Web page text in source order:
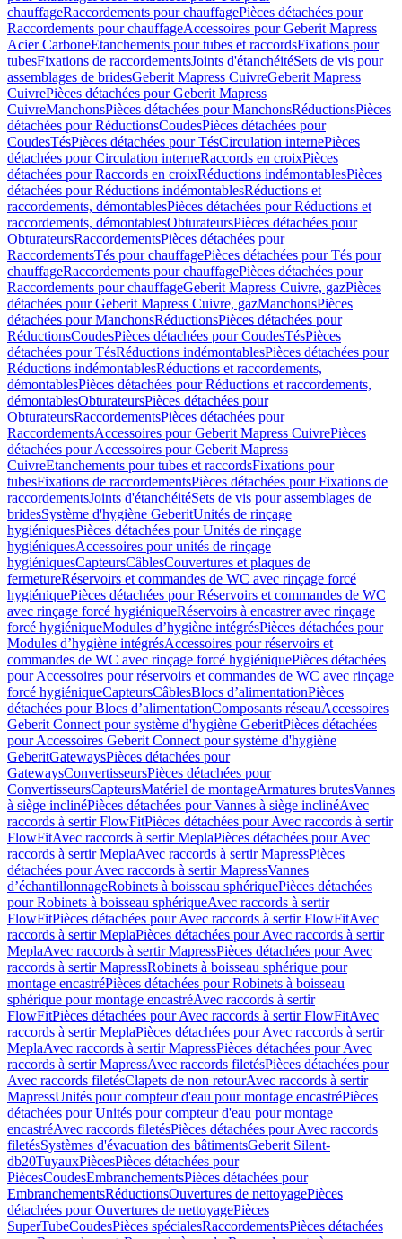
chauffageRaccordements pour chauffagePièces détachées pour
Raccordements pour chauffageAccessoires pour Geberit Mapress
Acier CarboneEtanchements pour tubes et raccordsFixations pour
tubesFixations de raccordementsJoints d'étanchéitéSets de vis pour
assemblages de bridesGeberit Mapress CuivreGeberit Mapress
CuivrePièces détachées pour Geberit Mapress
CuivreManchonsPièces détachées pour ManchonsRéductionsPièces
détachées pour RéductionsCoudesPièces détachées pour
CoudesTésPièces détachées pour TésCirculation internePièces
détachées pour Circulation interneRaccords en croixPièces
détachées pour Raccords en croixRéductions indémontablesPièces
détachées pour Réductions indémontablesRéductions et
raccordements, démontablesPièces détachées pour Réductions et
raccordements, démontablesObturateursPièces détachées pour
ObturateursRaccordementsPièces détachées pour
RaccordementsTés pour chauffagePièces détachées pour Tés pour
chauffageRaccordements pour chauffagePièces détachées pour
Raccordements pour chauffageGeberit Mapress Cuivre, gazPièces
détachées pour Geberit Mapress Cuivre, gazManchonsPièces
détachées pour ManchonsRéductionsPièces détachées pour
RéductionsCoudesPièces détachées pour CoudesTésPièces
détachées pour TésRéductions indémontablesPièces détachées pour
Réductions indémontablesRéductions et raccordements,
démontablesPièces détachées pour Réductions et raccordements,
démontablesObturateursPièces détachées pour
ObturateursRaccordementsPièces détachées pour
RaccordementsAccessoires pour Geberit Mapress CuivrePièces
détachées pour Accessoires pour Geberit Mapress
CuivreEtanchements pour tubes et raccordsFixations pour
tubesFixations de raccordementsPièces détachées pour Fixations de
raccordementsJoints d'étanchéitéSets de vis pour assemblages de
bridesSystème d'hygiène GeberitUnités de rinçage
hygiéniquesPièces détachées pour Unités de rinçage
hygiéniquesAccessoires pour unités de rinçage
hygiéniquesCapteursCâblesCouvertures et plaques de
fermetureRéservoirs et commandes de WC avec rinçage forcé
hygiéniquePièces détachées pour Réservoirs et commandes de WC
avec rinçage forcé hygiéniqueRéservoirs à encastrer avec rinçage
forcé hygiéniqueModules d’hygiène intégrésPièces détachées pour
Modules d’hygiène intégrésAccessoires pour réservoirs et
commandes de WC avec rinçage forcé hygiéniquePièces détachées
pour Accessoires pour réservoirs et commandes de WC avec rinçage
forcé hygiéniqueCapteursCâblesBlocs d’alimentationPièces
détachées pour Blocs d’alimentationComposants réseauAccessoires
Geberit Connect pour système d'hygiène GeberitPièces détachées
pour Accessoires Geberit Connect pour système d'hygiène
GeberitGatewaysPièces détachées pour
GatewaysConvertisseursPièces détachées pour
ConvertisseursCapteursMatériel de montageArmatures brutesVannes
à siège inclinéPièces détachées pour Vannes à siège inclinéAvec
raccords à sertir FlowFitPièces détachées pour Avec raccords à sertir
FlowFitAvec raccords à sertir MeplaPièces détachées pour Avec
raccords à sertir MeplaAvec raccords à sertir MapressPièces
détachées pour Avec raccords à sertir MapressVannes
d’échantillonnageRobinets à boisseau sphériquePièces détachées
pour Robinets à boisseau sphériqueAvec raccords à sertir
FlowFitPièces détachées pour Avec raccords à sertir FlowFitAvec
raccords à sertir MeplaPièces détachées pour Avec raccords à sertir
MeplaAvec raccords à sertir MapressPièces détachées pour Avec
raccords à sertir MapressRobinets à boisseau sphérique pour
montage encastréPièces détachées pour Robinets à boisseau
sphérique pour montage encastréAvec raccords à sertir
FlowFitPièces détachées pour Avec raccords à sertir FlowFitAvec
raccords à sertir MeplaPièces détachées pour Avec raccords à sertir
MeplaAvec raccords à sertir MapressPièces détachées pour Avec
raccords à sertir MapressAvec raccords filetésPièces détachées pour
Avec raccords filetésClapets de non retourAvec raccords à sertir
MapressUnités pour compteur d'eau pour montage encastréPièces
détachées pour Unités pour compteur d'eau pour montage
encastréAvec raccords filetésPièces détachées pour Avec raccords
filetésSystèmes d'évacuation des bâtimentsGeberit Silent-
db20TuyauxPiècesPièces détachées pour
PiècesCoudesEmbranchementsPièces détachées pour
EmbranchementsRéductionsOuvertures de nettoyagePièces
détachées pour Ouvertures de nettoyagePièces
SuperTubeCoudesPièces spécialesRaccordementsPièces détachées